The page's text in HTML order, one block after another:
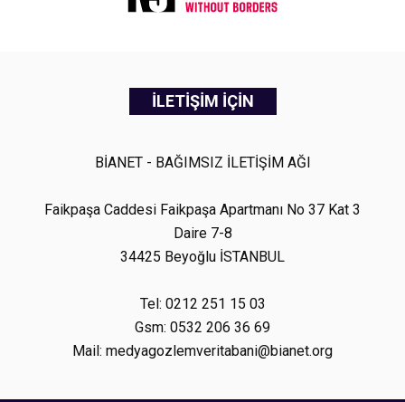
İLETİŞİM İÇİN
BİANET - BAĞIMSIZ İLETİŞİM AĞI
Faikpaşa Caddesi Faikpaşa Apartmanı No 37 Kat 3
Daire 7-8
34425 Beyoğlu İSTANBUL
Tel: 0212 251 15 03
Gsm: 0532 206 36 69
Mail: medyagozlemveritabani@bianet.org